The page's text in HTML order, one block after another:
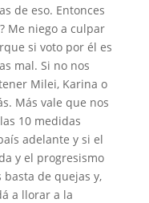
de eso. Entonces
Me niego a culpar
si voto por él es
mal. Si no nos
Milei, Karina o
Más vale que nos
10 medidas
adelante y si el
y el progresismo
de quejas y,
a llorar a la